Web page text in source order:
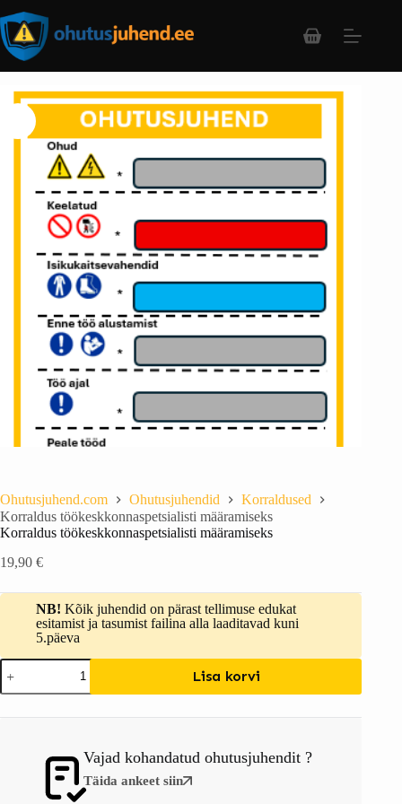
Ohutusjuhend.com Ohutusjuhendid
Korraldused
Korraldus töökeskkonnaspetsialisti määramiseks
Korraldus töökeskkonnaspetsialisti määramiseks
19,90 €
NB! Kõik juhendid on pärast tellimuse edukat
esitamist ja tasumist failina alla laaditavad kuni
5.päeva
Lisa korvi
Vajad kohandatud ohutusjuhendit ?
Täida ankeet siin